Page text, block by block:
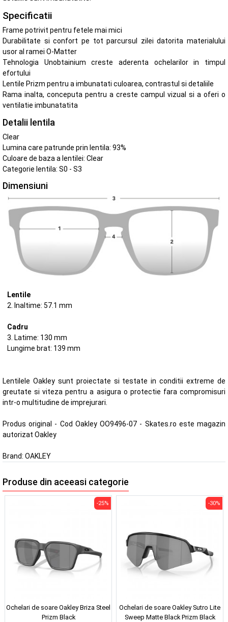
Specificatii
Frame potrivit pentru fetele mai mici
Durabilitate si confort pe tot parcursul zilei datorita materialului
usor al ramei O-Matter
Tehnologia Unobtainium creste aderenta ochelarilor in timpul
efortului
Lentile Prizm pentru a imbunatati culoarea, contrastul si detaliile
Rama inalta, conceputa pentru a creste campul vizual si a oferi o
ventilatie imbunatatita
Detalii lentila
Clear
Lumina care patrunde prin lentila: 93%
Culoare de baza a lentilei: Clear
Categorie lentila: S0 - S3
Dimensiuni
Lentile
2. Inaltime: 57.1 mm
Cadru
3. Latime: 130 mm
Lungime brat: 139 mm
Lentilele Oakley sunt proiectate si testate in conditii extreme de
greutate si viteza pentru a asigura o protectie fara compromisuri
intr-o multitudine de imprejurari.
Produs original - Cod Oakley OO9496-07 - Skates.ro este magazin
autorizat Oakley
Brand: OAKLEY
Produse din aceeasi categorie
Ochelari de soare Oakley Briza Steel
Prizm Black
-25%
Ochelari de soare Oakley Sutro Lite
Sweep Matte Black Prizm Black
-30%